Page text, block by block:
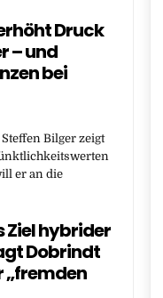
Druck
– und
bei
Bilger zeigt
er an die
Ziel hybrider
Dobrindt
„fremden